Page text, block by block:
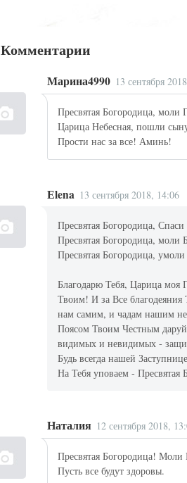
Комментарии
Марина4990 13 сентября
Пресвятая Богородица,
Царица Небесная, пошли
Прости нас за все! Аминь!
Еlena 13 сентября 2018, 14:06
Пресвятая Богородица,
Пресвятая Богородица, моли
Пресвятая Богородица,
Благодарю Тебя, Царица
Твоим! И за Все
нам самим, и чадам нашим
Поясом Твоим Честным
видимых и невидимых -
Будь всегда нашей
На Тебя уповаем - Пресвятая
Наталия 12 сентября 2018,
Пресвятая Богородица! Моли
Пусть все будут здоровы.